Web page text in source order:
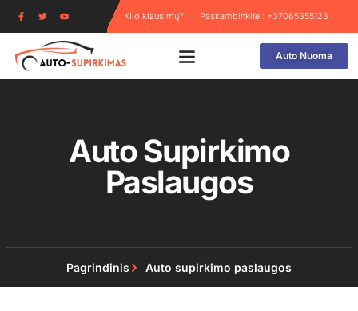
Kilo klausimų? Paskambinkite : +37065355123
Auto Nuoma
Auto Supirkimo
Paslaugos
Pagrindinis Auto supirkimo paslaugos